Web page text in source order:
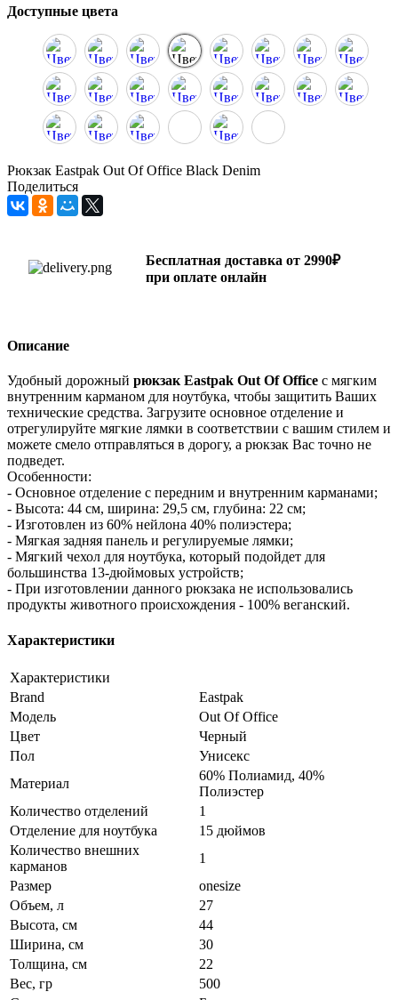
Доступные цвета
Рюкзак Eastpak Out Of Office Black Denim
Поделиться
Бесплатная доставка от 2990₽
при оплате онлайн
Описание
Удобный дорожный рюкзак Eastpak Out Of Office с мягким
внутренним карманом для ноутбука, чтобы защитить Ваших
технические средства. Загрузите основное отделение и
отрегулируйте мягкие лямки в соответствии с вашим стилем и
можете смело отправляться в дорогу, а рюкзак Вас точно не
подведет.
Особенности:
- Основное отделение с передним и внутренним карманами;
- Высота: 44 см, ширина: 29,5 см, глубина: 22 см;
- Изготовлен из 60% нейлона 40% полиэстера;
- Мягкая задняя панель и регулируемые лямки;
- Мягкий чехол для ноутбука, который подойдет для
большинства 13-дюймовых устройств;
- При изготовлении данного рюкзака не использовались
продукты животного происхождения - 100% веганский.
Характеристики
Характеристики
Brand
Eastpak
Модель
Out Of Office
Цвет
Черный
Пол
Унисекс
Материал
60% Полиамид, 40%
Полиэстер
Количество отделений
1
Отделение для ноутбука
15 дюймов
Количество внешних
карманов
1
Размер
onesize
Объем, л
27
Высота, см
44
Ширина, см
30
Толщина, см
22
Вес, гр
500